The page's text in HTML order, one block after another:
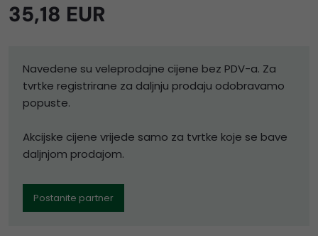
35,18 EUR
Navedene su veleprodajne cijene bez PDV-a. Za
tvrtke registrirane za daljnju prodaju odobravamo
popuste.
Akcijske cijene vrijede samo za tvrtke koje se bave
daljnjom prodajom.
Postanite partner